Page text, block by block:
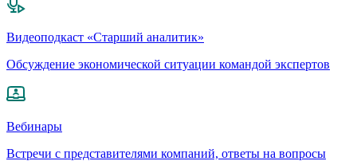
Видеоподкаст «Старший аналитик»
Обсуждение экономической ситуации командой экспертов
Вебинары
Встречи с представителями компаний, ответы на вопросы